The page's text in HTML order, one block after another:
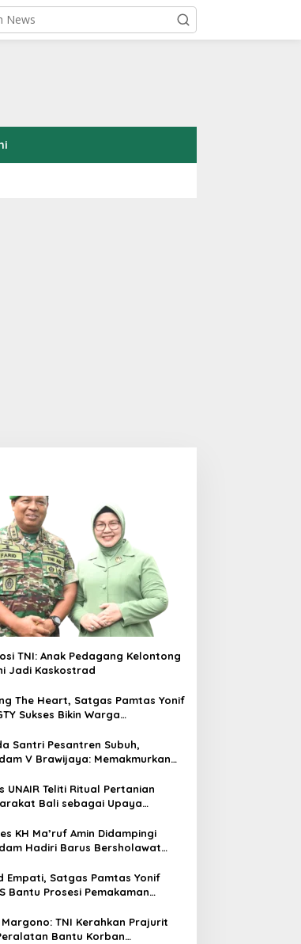
TNI: Anak Pedagang Kelontong
Jadi Kaskostrad
The Heart, Satgas Pamtas Yonif
Sukses Bikin Warga
Santri Pesantren Subuh,
V Brawijaya: Memakmurkan
UNAIR Teliti Ritual Pertanian
Bali sebagai Upaya
KH Ma’ruf Amin Didampingi
Hadiri Barus Bersholawat
Empati, Satgas Pamtas Yonif
Bantu Prosesi Pemakaman
TNI Kerahkan Prajurit
Bantu Korban